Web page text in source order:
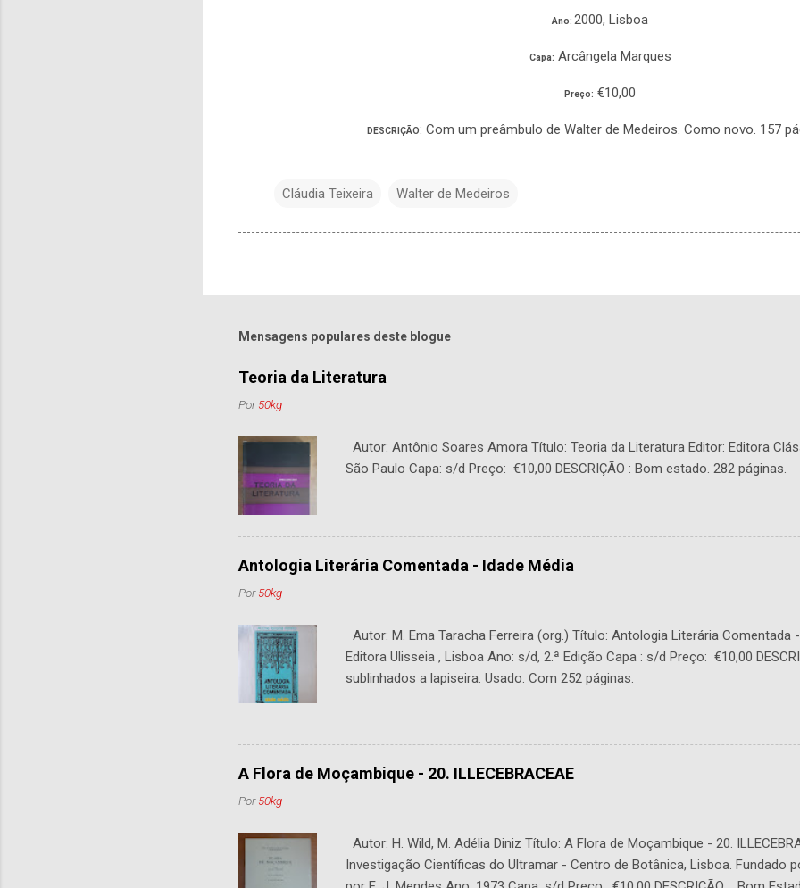
Ano: 2000, Lisboa
Capa: Arcângela Marques
Preço: €10,00
DESCRIÇÃO: Com um preâmbulo de Walter de Medeiros. Como novo. 157
Cláudia Teixeira Walter de Medeiros
Mensagens populares deste blogue
Teoria da Literatura
Por50kg
Autor: Antônio Soares Amora Título: Teoria da Literatura Editor: Editora
São Paulo Capa: s/d Preço: €10,00 DESCRIÇÃO : Bom estado. 282 páginas.
Antologia Literária Comentada - Idade Média
Por50kg
Autor: M. Ema Taracha Ferreira (org.) Título: Antologia Literária
Editora Ulisseia , Lisboa Ano: s/d, 2.ª Edição Capa : s/d Preço: €10,00
sublinhados a lapiseira. Usado. Com 252 páginas.
A Flora de Moçambique - 20. ILLECEBRACEAE
Por50kg
Autor: H. Wild, M. Adélia Diniz Título: A Flora de Moçambique - 20.
Investigação Científicas do Ultramar - Centro de Botânica, Lisboa. Fundado